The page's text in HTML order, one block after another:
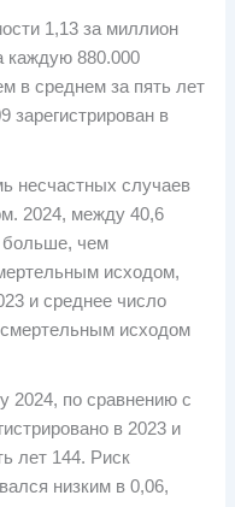
1,13 за миллион
каждую 880.000
в среднем за пять лет
зарегистрирован в
несчастных случаев
2024, между 40,6
больше, чем
исходом,
и среднее число
исходом
2024, по сравнению с
в 2023 и
лет 144. Риск
низким в 0,06,